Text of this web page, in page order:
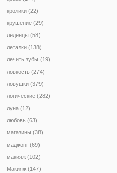
кролики (22)
крушение (29)
леденцы (58)
леталки (138)
лечить зубы (19)
ловкость (274)
ловушки (379)
логические (282)
луна (12)
любовь (63)
магазины (38)
маджонг (69)
макияж (102)
Макияж (147)